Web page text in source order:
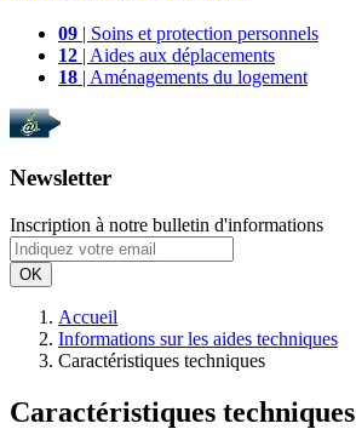
09 | Soins et protection personnels
12 | Aides aux déplacements
18 | Aménagements du logement
Newsletter
Inscription à notre bulletin d'informations
OK
Accueil
Informations sur les aides techniques
Caractéristiques techniques
Caractéristiques techniques